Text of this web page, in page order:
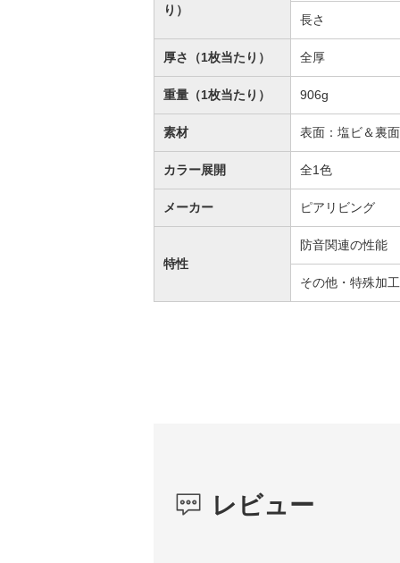
り）
長さ
厚さ（1枚当たり） 全厚
重量（1枚当たり） 906g
素材 表面：塩ビ＆裏
カラー展開 全1色
メーカー ピアリビング
特性
防音関連の性能
その他・特殊加
レビュー